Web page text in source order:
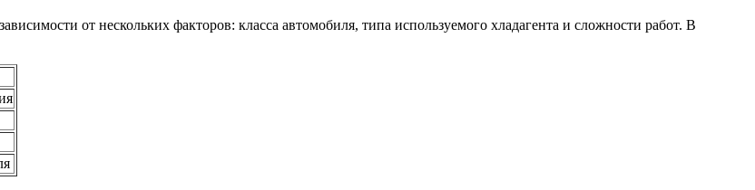
от нескольких факторов: класса автомобиля, типа используемого хладагента и сложности работ. В